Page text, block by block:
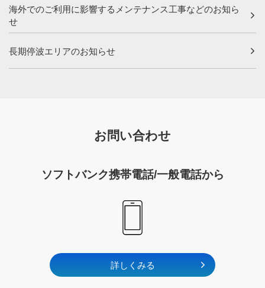
海外でのご利用に影響するメンテナンス工事などのお知ら
せ
長期停波エリアのお知らせ
お問い合わせ
ソフトバンク携帯電話/一般電話から
詳しくみる